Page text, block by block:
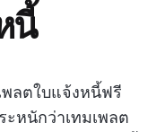
นี้
พลตใบแจ้งหนี้ฟรี
หนักว่าเทมเพลต